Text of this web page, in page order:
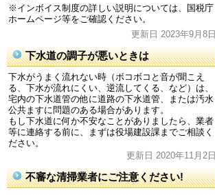
※インボイス制度の詳しい説明については、国税庁
ホームページ等をご確認ください。
更新日 2023年9月8日
下水道の調子が悪いときは
下水がうまく流れない時（ボコボコと音が聞こえ
る、下水が流れにくい、逆流してくる、など）は、
宅内の下水道管の他に道路の下水道管、または汚水
公共ますに問題のある場合があります。
もし下水道に何か不安なことがありましたら、業者
等に連絡する前に、まずは役場建設課までご相談く
ださい。
更新日 2020年11月2日
不審な清掃業者にご注意ください!